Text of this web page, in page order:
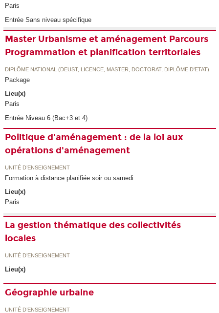
Paris
Entrée Sans niveau spécifique
Master Urbanisme et aménagement Parcours
Programmation et planification territoriales
DIPLÔME NATIONAL (DEUST, LICENCE, MASTER, DOCTORAT, DIPLÔME D'ETAT)
Package
Lieu(x)
Paris
Entrée Niveau 6 (Bac+3 et 4)
Politique d'aménagement : de la loi aux
opérations d'aménagement
UNITÉ D’ENSEIGNEMENT
Formation à distance planifiée soir ou samedi
Lieu(x)
Paris
La gestion thématique des collectivités
locales
UNITÉ D’ENSEIGNEMENT
Lieu(x)
Géographie urbaine
UNITÉ D’ENSEIGNEMENT